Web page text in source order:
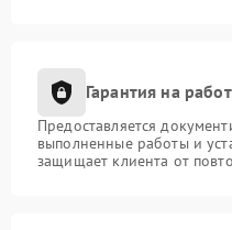
Гарантия на
Предоставляется
выполненные работы и
защищает клиента от